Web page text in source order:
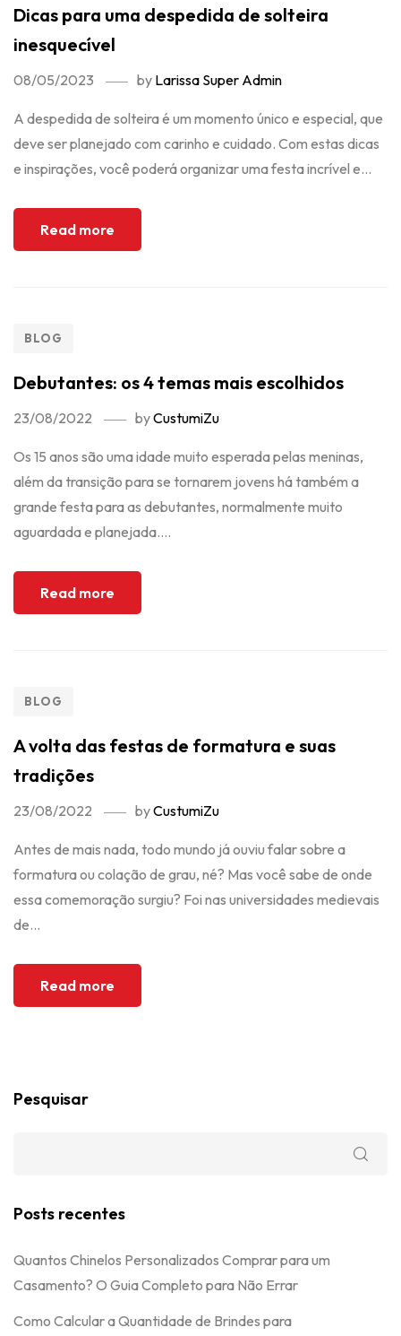
Dicas para uma despedida de solteira
inesquecível
08/05/2023 by Larissa Super Admin
A despedida de solteira é um momento único e especial, que
deve ser planejado com carinho e cuidado. Com estas dicas
e inspirações, você poderá organizar uma festa incrível e...
Read more
BLOG
Debutantes: os 4 temas mais escolhidos
23/08/2022 byCustumiZu
Os 15 anos são uma idade muito esperada pelas meninas,
além da transição para se tornarem jovens há também a
grande festa para as debutantes, normalmente muito
aguardada e planejada....
Read more
BLOG
A volta das festas de formatura e suas
tradições
23/08/2022 byCustumiZu
Antes de mais nada, todo mundo já ouviu falar sobre a
formatura ou colação de grau, né? Mas você sabe de onde
essa comemoração surgiu? Foi nas universidades medievais
de...
Read more
Pesquisar
Posts recentes
Quantos Chinelos Personalizados Comprar para um
Casamento? O Guia Completo para Não Errar
Como Calcular a Quantidade de Brindes para